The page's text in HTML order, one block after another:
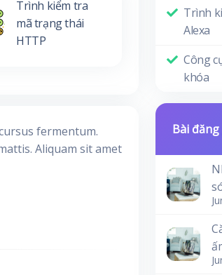
Trình kiểm tra
mã trạng thái
HTTP
fermentum.
Aliquam sit amet
Trình
Alexa
Công
khóa
Bài